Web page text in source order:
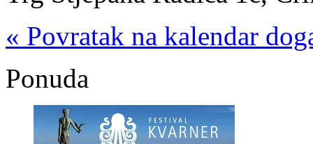
« Povratak na kalendar
Ponuda